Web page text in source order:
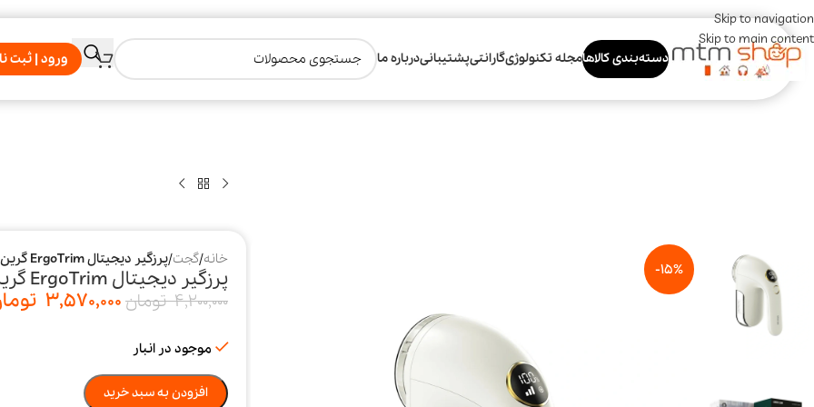
Skip to navigation
Skip to main content
دسته‌بندی کالاهامجله تکنولوژیگارانتیپشتیبانیدرباره ما ورود | ثبت
-15%
خانه/گجت/پرزگیر دیجیتال ErgoTrim گرین لاین
پرزگیر دیجیتال ErgoTrim گرین لاین
4,200,000 تومان3,570,000
موجود در انبار
افزودن به سبد خرید